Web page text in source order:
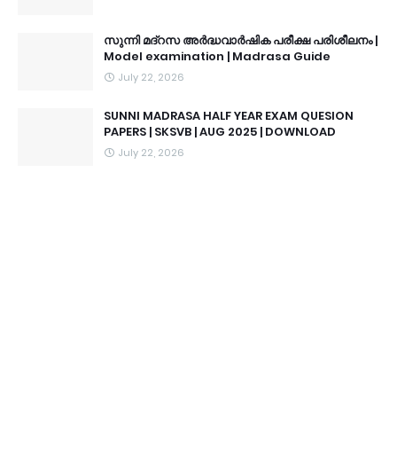
സുന്നി മദ്റസ അർദ്ധവാർഷിക പരീക്ഷ പരിശീലനം |
Model examination | Madrasa Guide
July 22, 2026
SUNNI MADRASA HALF YEAR EXAM QUESION
PAPERS | SKSVB | AUG 2025 | DOWNLOAD
July 22, 2026